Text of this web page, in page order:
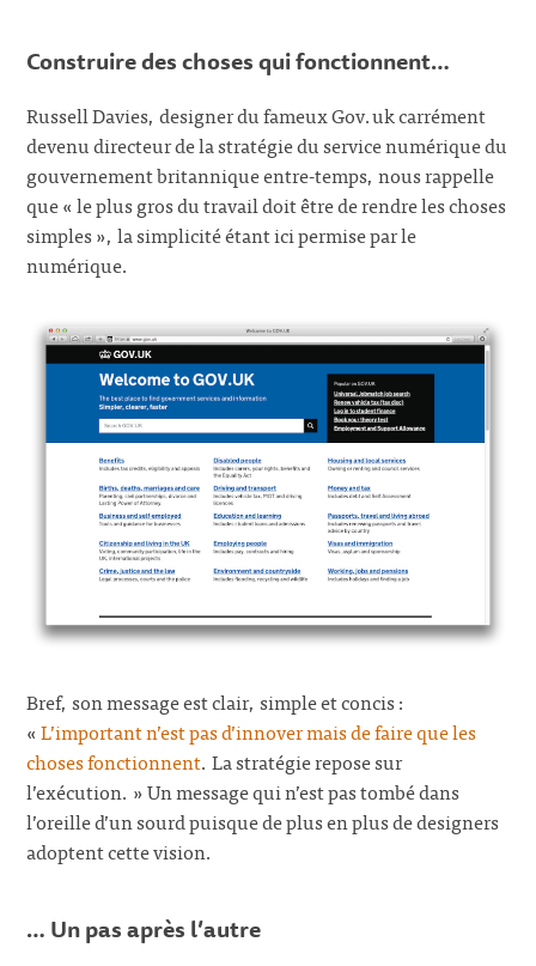
Construire des choses qui fonctionnent…
Russell Davies, designer du fameux Gov.uk carrément
devenu directeur de la stratégie du service numérique du
gouvernement britannique entre-temps, nous rappelle
que « le plus gros du travail doit être de rendre les choses
simples », la simplicité étant ici permise par le
numérique.
Bref, son message est clair, simple et concis :
«L’important n’est pas d’innover mais de faire que les
choses fonctionnent. La stratégie repose sur
l’exécution. » Un message qui n’est pas tombé dans
l’oreille d’un sourd puisque de plus en plus de designers
adoptent cette vision.
… Un pas après l’autre